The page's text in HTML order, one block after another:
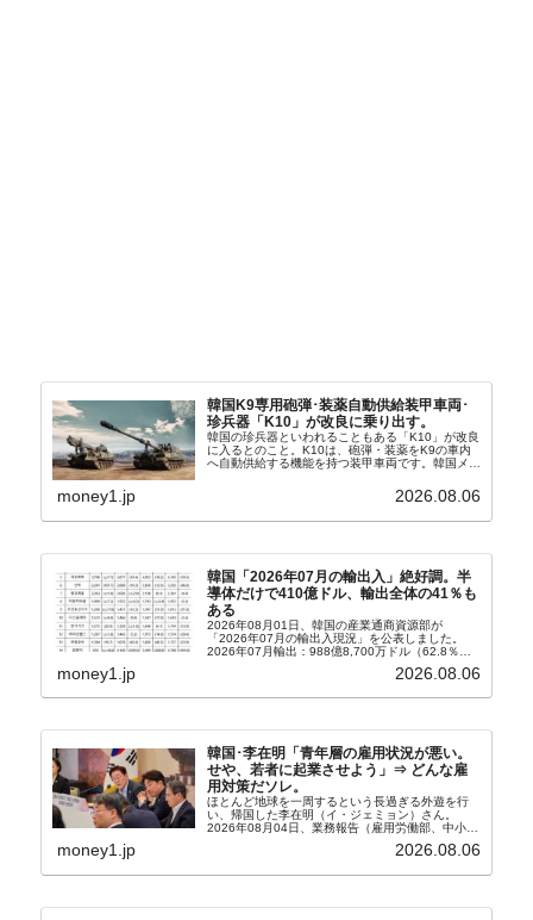
韓国K9専用砲弾･装薬自動供給装甲車両･
珍兵器「K10」が改良に乗り出す。
韓国の珍兵器といわれることもある「K10」が改良
に入るとのこと。K10は、砲弾・装薬をK9の車内
へ自動供給する機能を持つ装甲車両です。韓国メデ
から以下に一部を引きます。2005年に初めて...
money1.jp 2026.08.06
韓国「2026年07月の輸出入」絶好調。半
導体だけで410億ドル、輸出全体の41％も
ある
2026年08月01日、韓国の産業通商資源部が
「2026年07月の輸出入現況」を公表しました。
2026年07月輸出：988億8,700万ドル（62.8％）
money1.jp 2026.08.06
韓国･李在明「青年層の雇用状況が悪い。
せや、若者に起業させよう」⇒ どんな雇
用対策だソレ。
ほとんど地球を一周するという長過ぎる外遊を行
い、帰国した李在明（イ・ジェミョン）さん。
2026年08月04日、業務報告（雇用労働部、中小ベ
上、韓国大統領に成りおおせた李在明（イ・ジェミ
money1.jp 2026.08.06